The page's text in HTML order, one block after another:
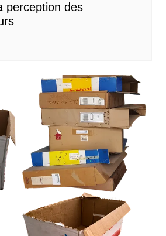
perception des